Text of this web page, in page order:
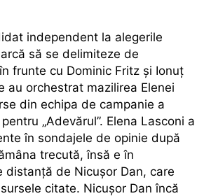
independent la alegerile
să se delimiteze de
frunte cu Dominic Fritz și Ionuț
au orchestrat mazilirea Elenei
din echipa de campanie a
„Adevărul”. Elena Lasconi a
în sondajele de opinie după
trecută, însă e în
distanță de Nicușor Dan, care
citate. Nicușor Dan încă